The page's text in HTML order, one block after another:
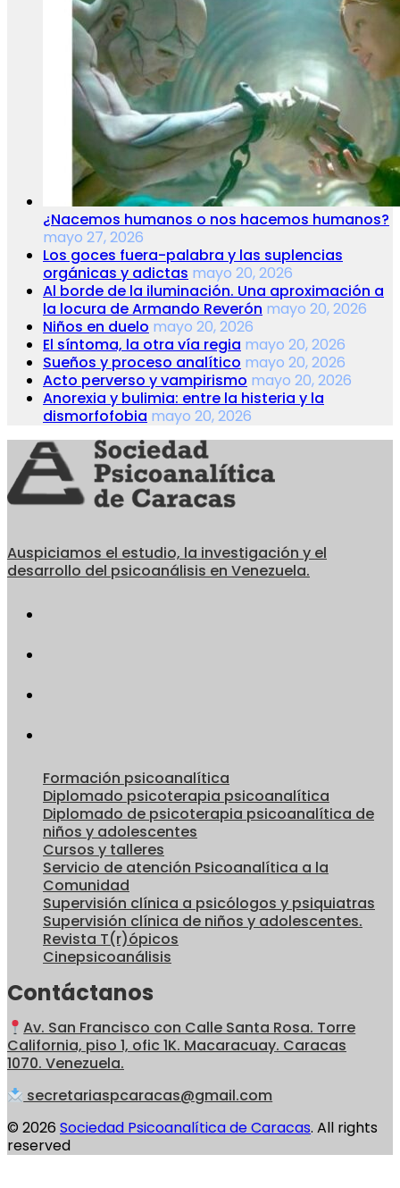
¿Nacemos humanos o nos hacemos humanos?
mayo 27, 2026
Los goces fuera-palabra y las suplencias
orgánicas y adictas mayo 20, 2026
Al borde de la iluminación. Una aproximación a
la locura de Armando Reverón mayo 20, 2026
Niños en duelo mayo 20, 2026
El síntoma, la otra vía regia mayo 20, 2026
Sueños y proceso analítico mayo 20, 2026
Acto perverso y vampirismo mayo 20, 2026
Anorexia y bulimia: entre la histeria y la
dismorfofobia mayo 20, 2026
Auspiciamos el estudio, la investigación y el
desarrollo del psicoanálisis en Venezuela.
Formación psicoanalítica
Diplomado psicoterapia psicoanalítica
Diplomado de psicoterapia psicoanalítica de
niños y adolescentes
Cursos y talleres
Servicio de atención Psicoanalítica a la
Comunidad
Supervisión clínica a psicólogos y psiquiatras
Supervisión clínica de niños y adolescentes.
Revista T(r)ópicos
Cinepsicoanálisis
Contáctanos
Av. San Francisco con Calle Santa Rosa. Torre
California, piso 1, ofic 1K. Macaracuay. Caracas
1070. Venezuela.
secretariaspcaracas@gmail.com
© 2026 Sociedad Psicoanalítica de Caracas. All rights
reserved